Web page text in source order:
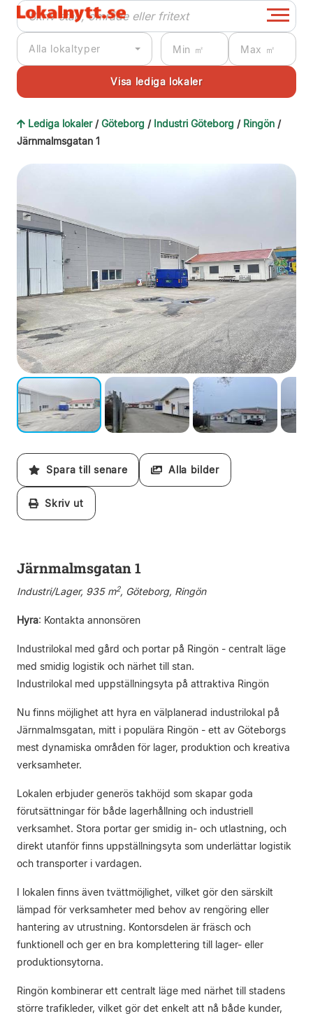
Alla lokaltyper
Lediga lokaler /Göteborg / Industri Göteborg / Ringön /
Järnmalmsgatan 1
Spara till senare Alla bilder
Skriv ut
Järnmalmsgatan 1
Industri/Lager, 935 m2, Göteborg, Ringön
Hyra: Kontakta annonsören
Industrilokal med gård och portar på Ringön - centralt läge
med smidig logistik och närhet till stan.
Industrilokal med uppställningsyta på attraktiva Ringön
Nu finns möjlighet att hyra en välplanerad industrilokal på
Järnmalmsgatan, mitt i populära Ringön - ett av Göteborgs
mest dynamiska områden för lager, produktion och kreativa
verksamheter.
Lokalen erbjuder generös takhöjd som skapar goda
förutsättningar för både lagerhållning och industriell
verksamhet. Stora portar ger smidig in- och utlastning, och
direkt utanför finns uppställningsyta som underlättar logistik
och transporter i vardagen.
I lokalen finns även tvättmöjlighet, vilket gör den särskilt
lämpad för verksamheter med behov av rengöring eller
hantering av utrustning. Kontorsdelen är fräsch och
funktionell och ger en bra komplettering till lager- eller
produktionsytorna.
Ringön kombinerar ett centralt läge med närhet till stadens
större trafikleder, vilket gör det enkelt att nå både kunder,